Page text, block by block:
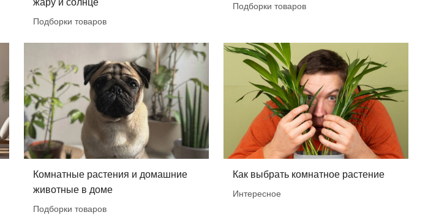
жару и солнце
Подборки товаров
Подборки товаров
Комнатные растения и домашние
животные в доме
Подборки товаров
Как выбрать комнатное растение
Интересное